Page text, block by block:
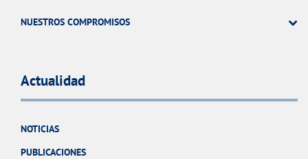
NUESTROS COMPROMISOS
Actualidad
NOTICIAS
PUBLICACIONES